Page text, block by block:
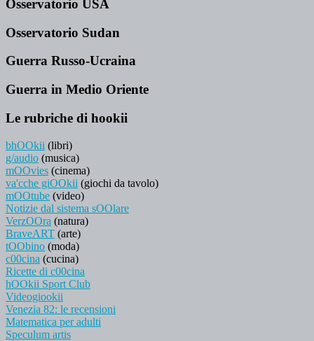
Osservatorio USA
Osservatorio Sudan
Guerra Russo-Ucraina
Guerra in Medio Oriente
Le rubriche di hookii
bhOOkii (libri)
g/audio (musica)
mOOvies (cinema)
va'cche giOOkii (giochi da tavolo)
mOOtube (video)
Notizie dal sistema sOOlare
VerzOOra (natura)
BraveART (arte)
tOObino (moda)
c00cina (cucina)
Ricette di c00cina
hOOkii Sport Club
Videogiookii
Venezia 82: le recensioni
Matematica per adulti
Speculum artis